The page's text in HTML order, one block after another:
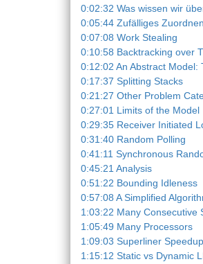
0:02:32 Was wissen wir
0:05:44 Zufälliges Zuordnen
0:07:08 Work Stealing
0:10:58 Backtracking over
0:12:02 An Abstract
0:17:37 Splitting Stacks
0:21:27 Other Problem
0:27:01 Limits of the Model
0:29:35 Receiver Initiated
0:31:40 Random Polling
0:41:11 Synchronous
0:45:21 Analysis
0:51:22 Bounding Idleness
0:57:08 A Simplified
1:03:22 Many Consecutive
1:05:49 Many Processors
1:09:03 Superliner Speedup
1:15:12 Static vs Dynamic